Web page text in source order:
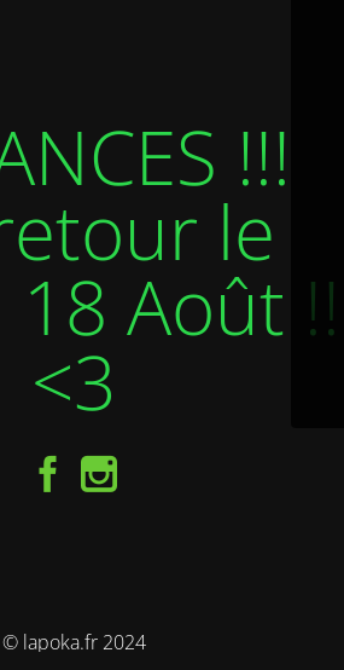
!!!
le
Août !!
<3
© lapoka.fr 2024